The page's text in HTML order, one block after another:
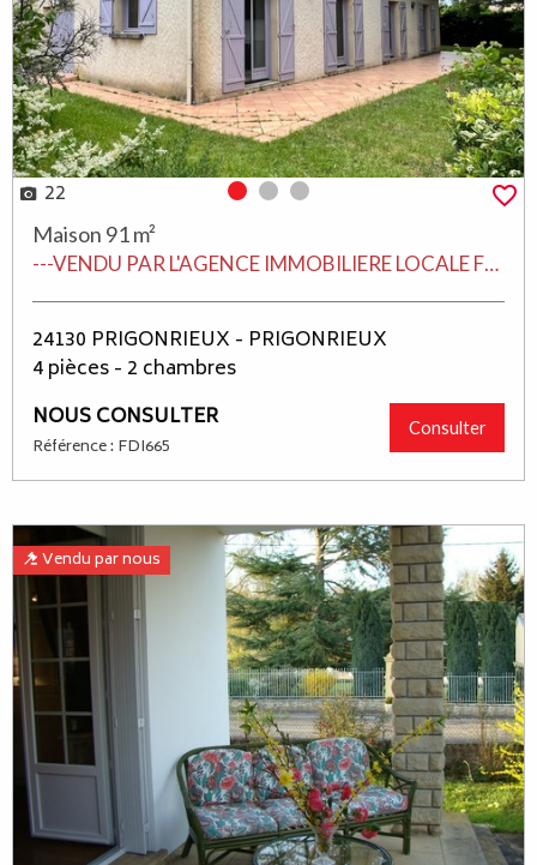
22 Photo 0
Photo 1Photo 2
Maison 91 m²
---VENDU PAR L'AGENCE IMMOBILIERE LOCALE FDIMMO LALINDE---
24130 PRIGONRIEUX - PRIGONRIEUX
4 pièces - 2 chambres
NOUS CONSULTER
Référence : FDI665
Consulter
Vendu par nous